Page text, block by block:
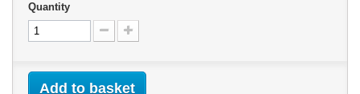
Quantity
Add to basket